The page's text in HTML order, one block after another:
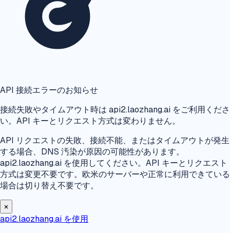
API 接続エラーのお知らせ
接続失敗やタイムアウト時は api2.laozhang.ai をご利用くださ
い。API キーとリクエスト方式は変わりません。
API リクエストの失敗、接続不能、またはタイムアウトが発生
する場合、DNS 汚染が原因の可能性があります。
api2.laozhang.ai を使用してください。API キーとリクエスト
方式は変更不要です。欧米のサーバーや正常に利用できている
場合は切り替え不要です。
×
api2.laozhang.ai を使用